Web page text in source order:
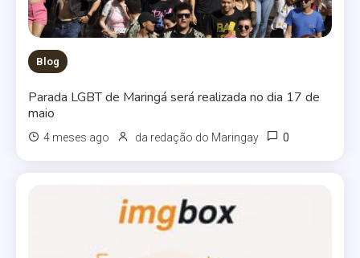
Blog
Parada LGBT de Maringá será realizada no dia 17 de
maio
4 meses ago da redação do Maringay 0